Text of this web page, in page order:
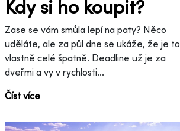
Kdy si ho koupit?
Zase se vám smůla lepí na paty? Něco
uděláte, ale za půl dne se ukáže, že je to
vlastně celé špatně. Deadline už je za
dveřmi a vy v rychlosti...
Číst více